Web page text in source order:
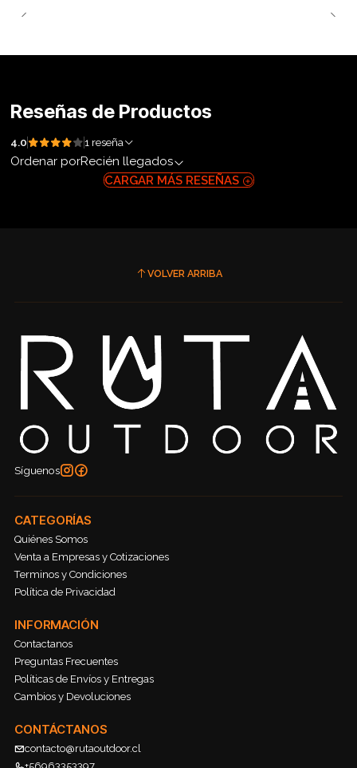
Reseñas de Productos
4.0 1 reseña
Ordenar porRecién llegados
CARGAR MÁS RESEÑAS
VOLVER ARRIBA
Síguenos
CATEGORÍAS
Quiénes Somos
Venta a Empresas y Cotizaciones
Terminos y Condiciones
Política de Privacidad
INFORMACIÓN
Contactanos
Preguntas Frecuentes
Políticas de Envíos y Entregas
Cambios y Devoluciones
CONTÁCTANOS
contacto@rutaoutdoor.cl